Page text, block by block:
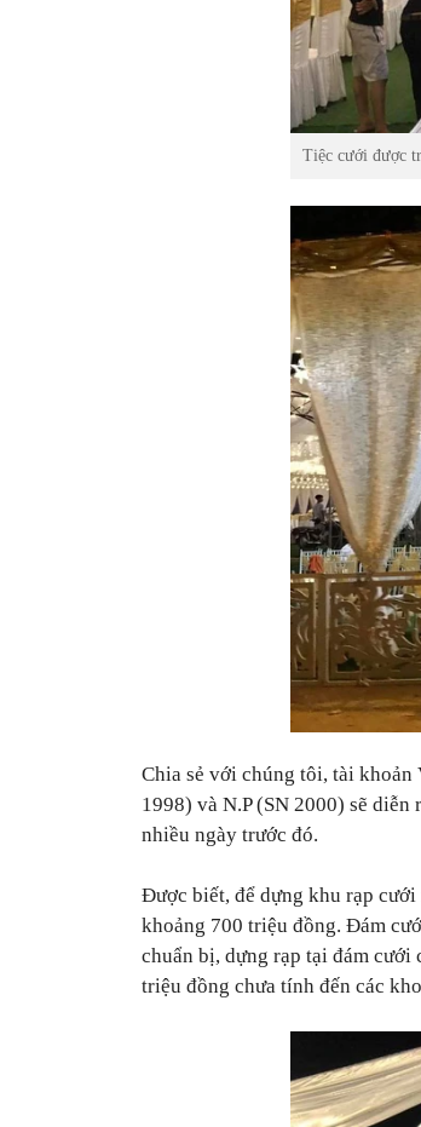
Tiệc cưới được
Chia sẻ với chúng tôi, tài khoản
1998) và N.P (SN 2000) sẽ
nhiều ngày trước đó.
Được biết, để dựng khu rạp
khoảng 700 triệu đồng. Đám
chuẩn bị, dựng rạp tại đám cưới
triệu đồng chưa tính đến các